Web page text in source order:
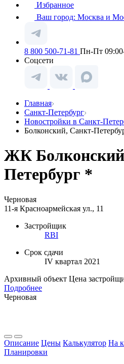
Избранное
Ваш город: Москва и
8 800 500-71-81 Пн-Пт
Соцсети
Главная
Санкт-Петербург
Новостройки в Санкт-
Болконский, Санкт-
ЖК
Петербург *
Черновая
11-я Красноармейская ул., 11
Застройщик
RBI
Срок сдачи
IV квартал 2021
Архивный объект Цена
Подробнее
Черновая
Описание Цены Калькулятор На
Планировки